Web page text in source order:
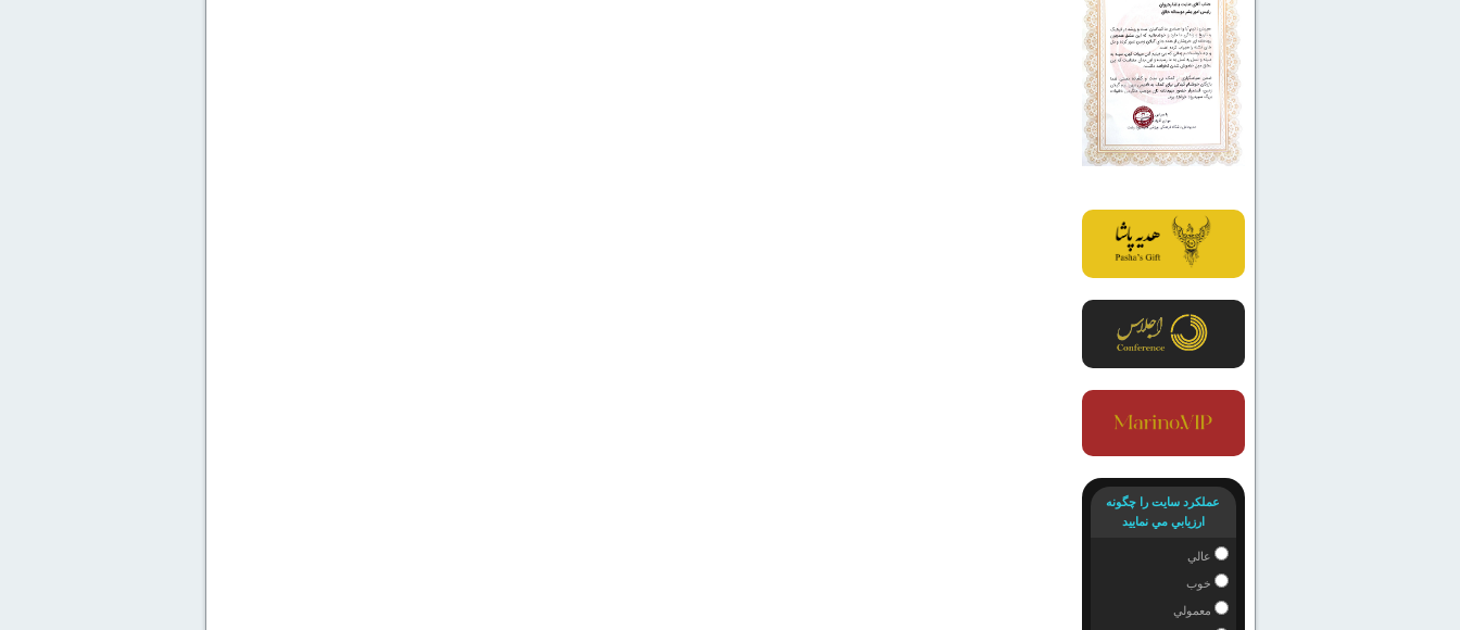
عملكرد سايت را چگونه
ارزيابي مي نماييد
عالي
خوب
معمولي